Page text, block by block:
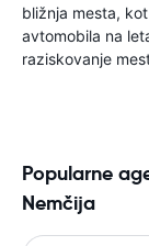
bližnja mesta,
avtomobila na
raziskovanje
Popularne
Nemčija